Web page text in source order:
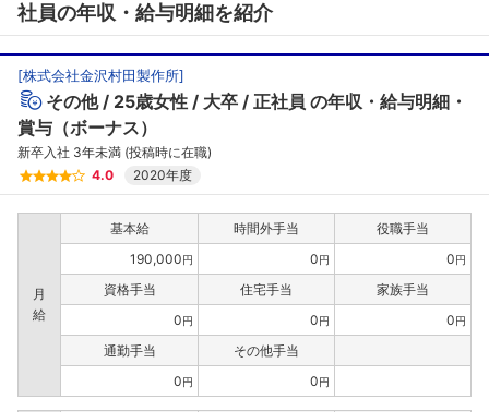
社員の年収・給与明細を紹介
[株式会社金沢村田製作所]
その他 25歳女性 大卒 正社員 の年収・給与明細・
賞与（ボーナス）
新卒入社 3年未満 (投稿時に在職)
4.0
2020年度
月
給
基本給 時間外手当
役職手当
190,000円 0円 0円
資格手当 住宅手当
家族手当
0円 0円 0円
通勤手当
その他手当
0円 0円